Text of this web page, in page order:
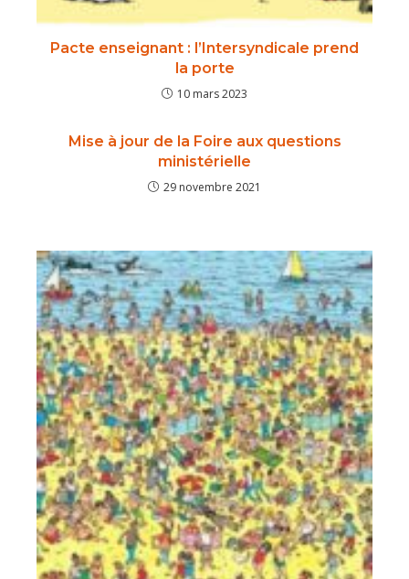
Pacte enseignant : l’Intersyndicale prend
la porte
10 mars 2023
Mise à jour de la Foire aux questions
ministérielle
29 novembre 2021